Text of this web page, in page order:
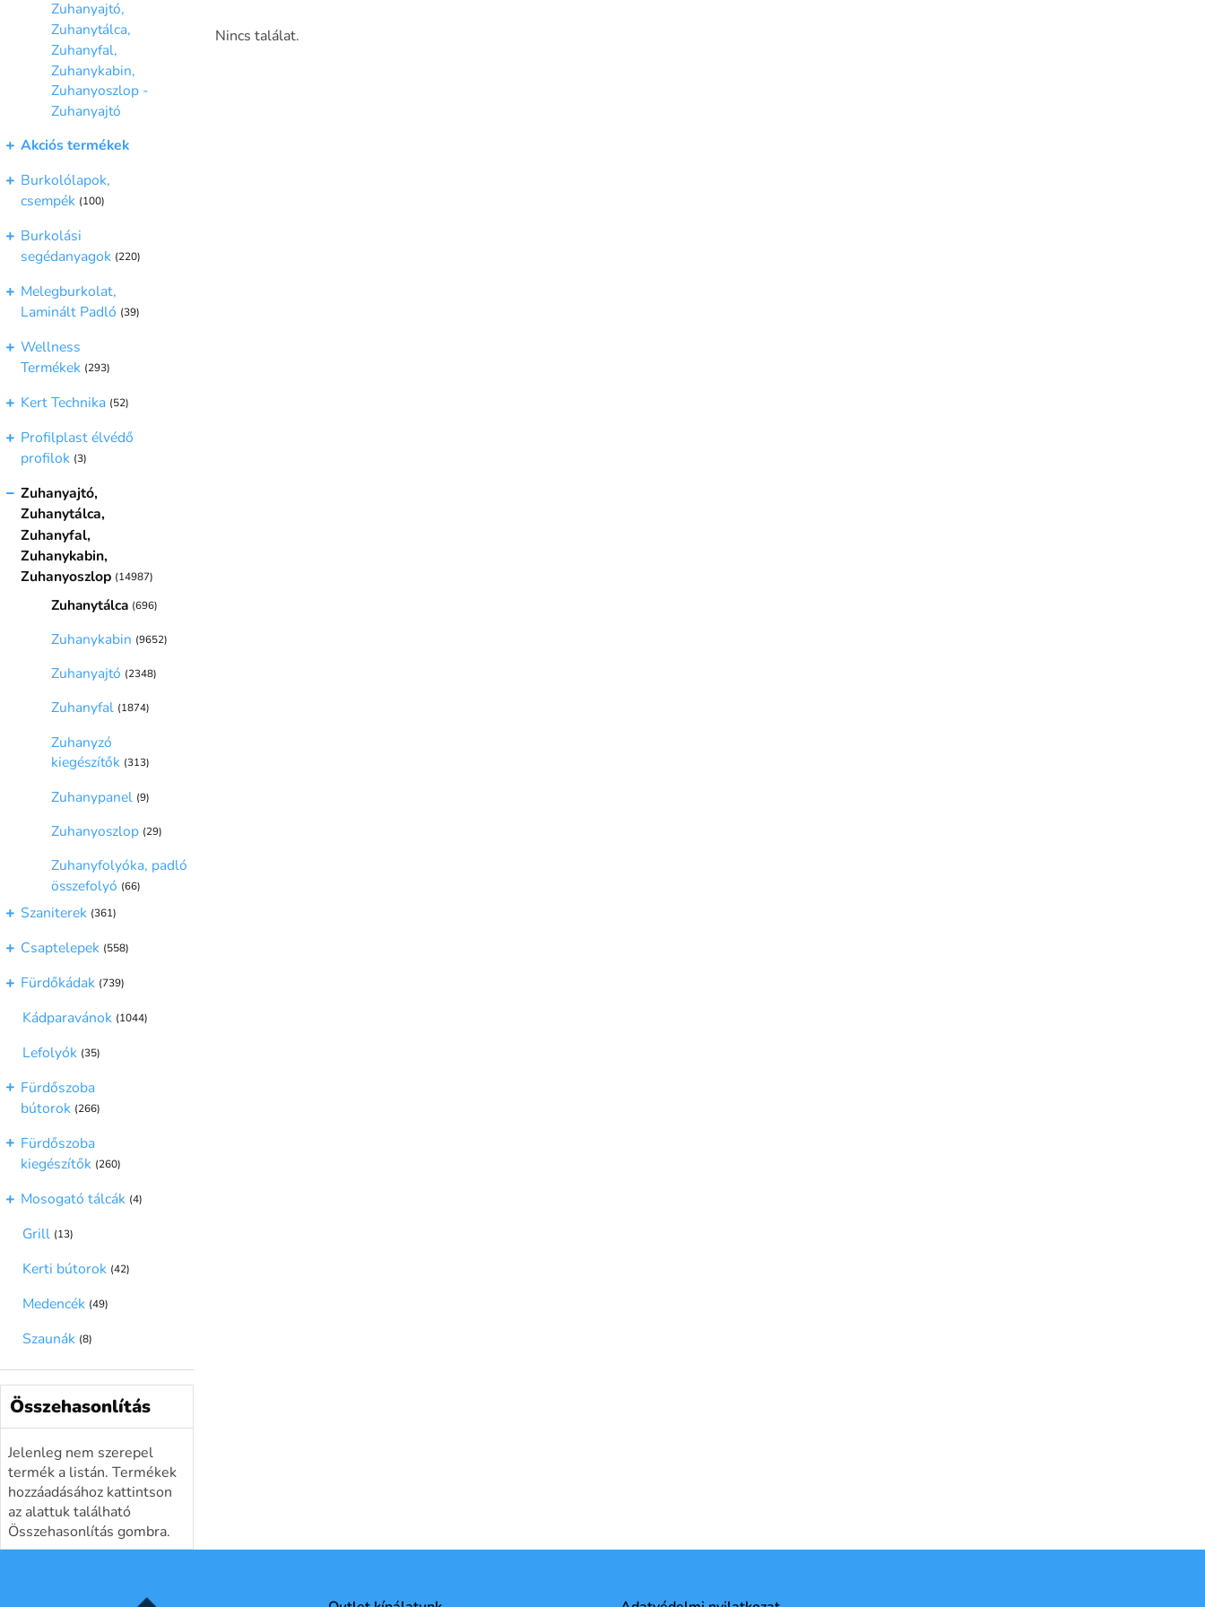
Zuhanyajtó,
Zuhanytálca,
Zuhanyfal,
Zuhanykabin,
Zuhanyoszlop -
Zuhanyajtó
Akciós termékek
Burkolólapok,
csempék (100)
Burkolási
segédanyagok (220)
Melegburkolat,
Laminált Padló (39)
Wellness
Termékek (293)
Kert Technika (52)
Profilplast élvédő
profilok (3)
Zuhanyajtó,
Zuhanytálca,
Zuhanyfal,
Zuhanykabin,
Zuhanyoszlop (14987)
Zuhanytálca (696)
Zuhanykabin (9652)
Zuhanyajtó (2348)
Zuhanyfal (1874)
Zuhanyzó
kiegészítők (313)
Zuhanypanel (9)
Zuhanyoszlop (29)
Zuhanyfolyóka, padló
összefolyó (66)
Szaniterek (361)
Csaptelepek (558)
Fürdőkádak (739)
Kádparavánok (1044)
Lefolyók (35)
Fürdőszoba
bútorok (266)
Fürdőszoba
kiegészítők (260)
Mosogató tálcák (4)
Grill (13)
Kerti bútorok (42)
Medencék (49)
Szaunák (8)
Összehasonlítás
Jelenleg nem szerepel
termék a listán. Termékek
hozzáadásához kattintson
az alattuk található
Összehasonlítás gombra.
Nincs találat.